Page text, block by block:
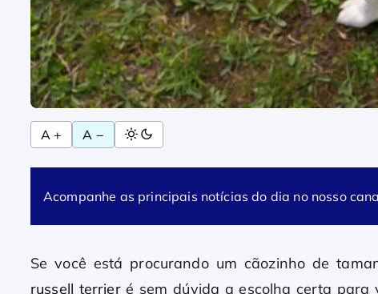
A + A −
Acompanhe as principais notícias do dia no nosso
Se você está procurando um cãozinho de
russell terrieré sem dúvida a escolha certa para